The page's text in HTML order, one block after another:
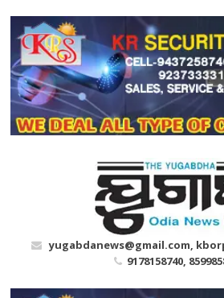
content
yugabdanews@gmail.com,
9178158740,